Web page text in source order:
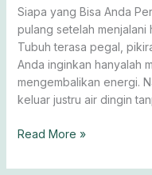
Siapa yang Bisa Anda
pulang setelah menjalani
Tubuh terasa pegal,
Anda inginkan hanyalah
mengembalikan energi.
keluar justru air dingin
Bergaransi
Resmi
Read More »